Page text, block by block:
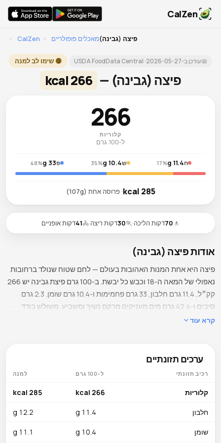
CalZen
CalZen
› מאכלים פופולריים › פיצה (גבינה)
📅עודכן ב-2026-05-27
· USDA FoodData Central 🟡 שימו לב למנה
פיצה (גבינה) — 266 kcal
266
קלוריות
ל-100 גרם
ח11.4 g
17% ש10.4 g
35% פ33 g
48%
285 kcal · פרוסה אחת (107g)
🚶
70דקות הליכה·
🏃
30דקות ריצה·
🚴
41דקות אופניים
אודות פיצה (גבינה)
פיצה היא אחת המנות האהובות בעולם — לחם שטוח שנולד ברחובות
נאפולי של המאה ה-18 וכבש כל יבשת. ב-100 גרם פיצת גבינה יש 266
קק״ל, 11.4 גרם חלבון, 33 גרם פחמימות ו-10.4 גרם שומן. 2.3 גרם
סיבים ו-42.4 גרם מים מעניקים מרקם נשיך ומשביע. משולש בודד
מה בפנים
נתרן הוא המיקרו-נוטריינט הבולט ביותר — 640 מ״ג ל-100 גרם,
כ-28% מהמגבלה היומית העליונה, מגיע מהגבינה, הרוטב והבצק.
בצפיפות עצם ובריאות שיניים. ברזל 2.5 מ״ג (14% מהצריכה היומית
מומלצת) מהקמח המועשר מסייע בהובלת חמצן. זרחן 155 מ״ג (22%
קרא עוד
ערכים תזונתיים
רכיב תזונתי ל-100 גרם למנה
קלוריות 266 kcal
285 kcal
חלבון 11.4 g
12.2 g
שומן 10.4 g
11.1 g